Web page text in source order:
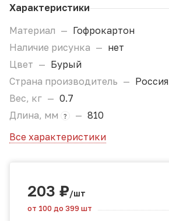
Характеристики
Материал — Гофрокартон
Наличие рисунка — нет
Цвет — Бурый
Страна производитель — Россия
Вес, кг — 0.7
Длина, мм
? — 810
Все характеристики
203 ₽/шт
от 100 до 399 шт